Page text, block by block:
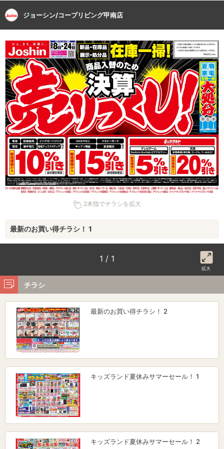
ジョーシン/コープリビング甲南店
2本指でチラシを拡大
最新のお買い得チラシ！ 1
1 / 1
拡大
チラシ
最新のお買い得チラシ！ 2
キッズランド夏休みサマーセール！ 1
キッズランド夏休みサマーセール！ 2